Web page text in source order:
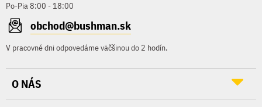
Po-Pia 8:00 - 18:00
obchod@bushman.sk
V pracovné dni odpovedáme väčšinou do 2 hodín.
O NÁS